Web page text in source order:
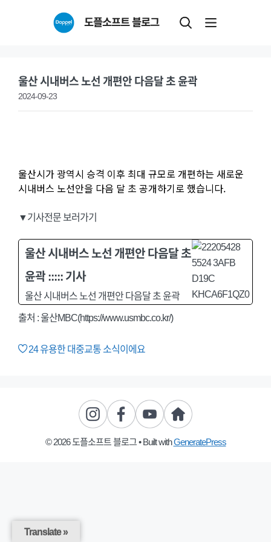
도플소프트 블로그
울산 시내버스 노선 개편안 다음달 초 윤곽
2024-09-23
울산시가 광역시 승격 이후 최대 규모로 개편하는 새로운
시내버스 노선안을 다음 달 초 공개하기로 했습니다.
▼기사전문 보러가기
울산 시내버스 노선 개편안 다음달 초
윤곽 ::::: 기사
울산 시내버스 노선 개편안 다음달 초 윤곽
출처 : 울산MBC(https://www.usmbc.co.kr/)
24유용한 대중교통 소식이에요
© 2026 도플소프트 블로그• Built withGeneratePress
Translate »